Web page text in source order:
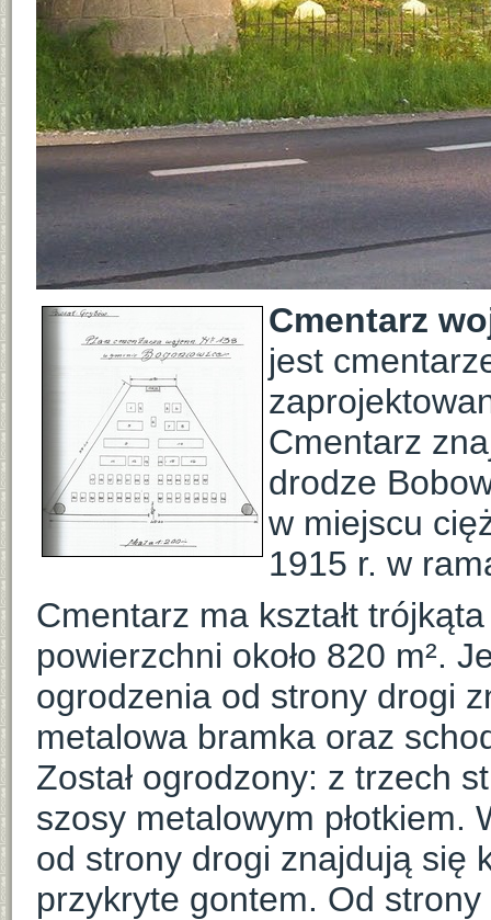
Cmentarz
jest
Cmentarz
drodze
w miejscu
1915 r. w
Cmentarz ma kształt
powierzchni około 820 m².
ogrodzenia od strony drogi
metalowa bramka oraz
Został ogrodzony: z trzech
szosy metalowym płotkiem.
od strony drogi znajdują się
przykryte gontem. Od